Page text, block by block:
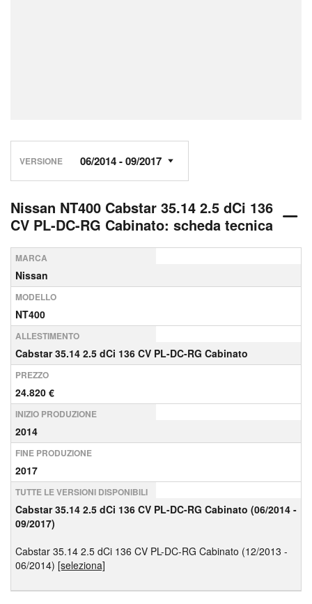
VERSIONE
Nissan NT400 Cabstar 35.14 2.5 dCi 136
CV PL-DC-RG Cabinato: scheda tecnica
MARCA
Nissan
MODELLO
NT400
ALLESTIMENTO
Cabstar 35.14 2.5 dCi 136 CV PL-DC-RG Cabinato
PREZZO
24.820 €
INIZIO PRODUZIONE
2014
FINE PRODUZIONE
2017
TUTTE LE VERSIONI DISPONIBILI
Cabstar 35.14 2.5 dCi 136 CV PL-DC-RG Cabinato (06/2014 -
09/2017)
Cabstar 35.14 2.5 dCi 136 CV PL-DC-RG Cabinato (12/2013 -
06/2014) [seleziona]